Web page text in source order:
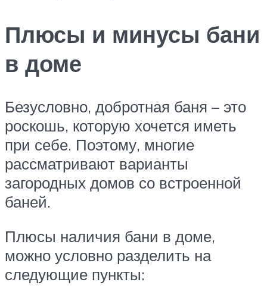
Плюсы и минусы бани
в доме
Безусловно, добротная баня – это
роскошь, которую хочется иметь
при себе. Поэтому, многие
рассматривают варианты
загородных домов со встроенной
баней.
Плюсы наличия бани в доме,
можно условно разделить на
следующие пункты: